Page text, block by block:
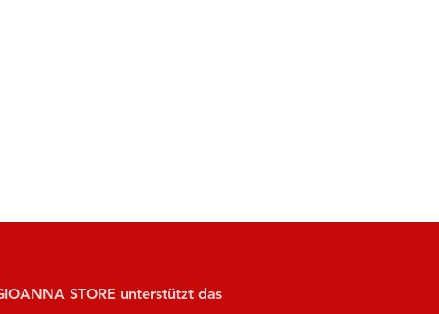
STORE unterstützt das